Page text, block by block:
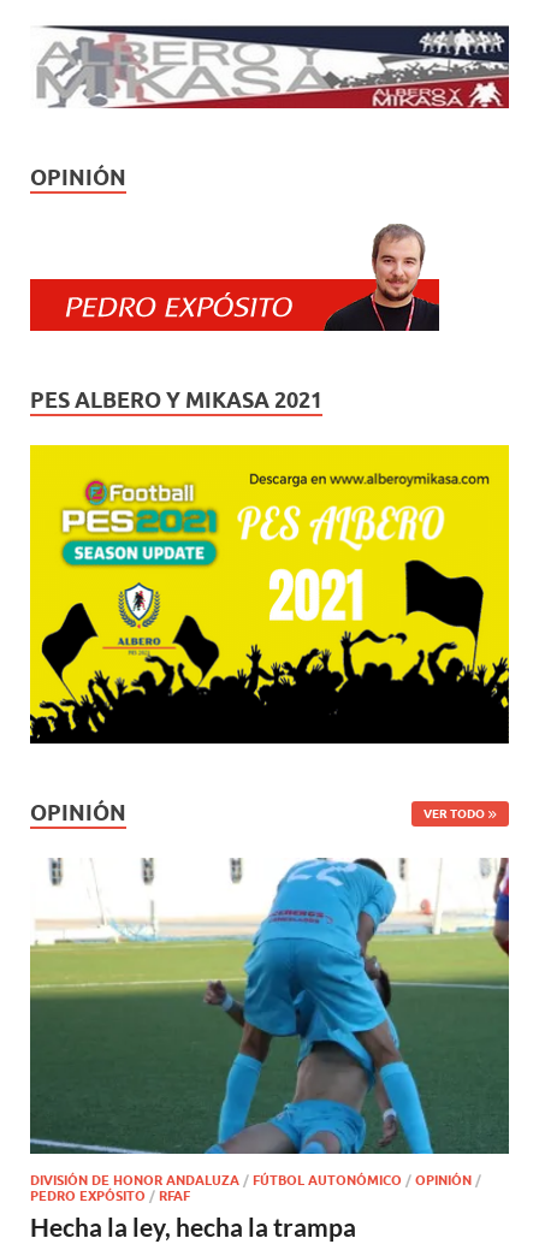
OPINIÓN
PES ALBERO Y MIKASA 2021
OPINIÓN VER TODO
DIVISIÓN DE HONOR ANDALUZA / FÚTBOL AUTONÓMICO / OPINIÓN /
PEDRO EXPÓSITO / RFAF
Hecha la ley, hecha la trampa